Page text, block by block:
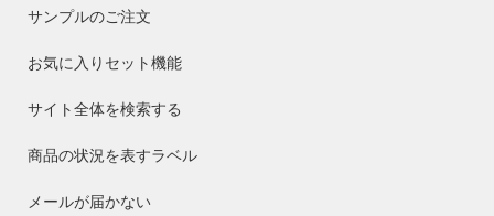
サンプルのご注文
お気に入りセット機能
サイト全体を検索する
商品の状況を表すラベル
メールが届かない